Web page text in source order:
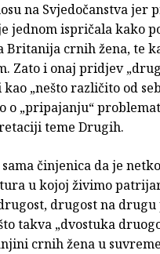
na Svjedočanstva
jednom ispričala kako
Britanija crnih žena, te
Zato i onaj pridjev
„nešto različito od
o „pripajanju“
teme Drugih.
činjenica da je
u kojoj živimo
drugost na
takva „dvostuka
crnih žena u